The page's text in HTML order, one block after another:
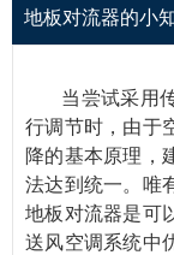
地板对流器的小
当尝试采用传
行调节时，由于
降的基本原理，
法达到统一。唯
地板对流器是可
送风空调系统中